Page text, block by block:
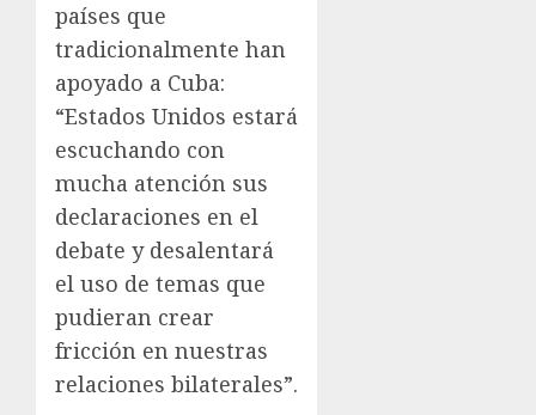
países que
tradicionalmente han
apoyado a Cuba:
“Estados Unidos estará
escuchando con
mucha atención sus
declaraciones en el
debate y desalentará
el uso de temas que
pudieran crear
fricción en nuestras
relaciones bilaterales”.